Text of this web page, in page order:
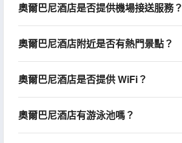
奧爾巴尼酒店是否提供機場接送服務？
奧爾巴尼酒店附近是否有熱門景點？
奧爾巴尼酒店是否提供 WiFi？
奧爾巴尼酒店有游泳池嗎？